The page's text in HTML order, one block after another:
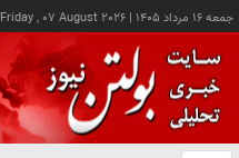
جمعه ۱۶ مرداد ۱۴۰۵ |
Friday , 07 August 2026